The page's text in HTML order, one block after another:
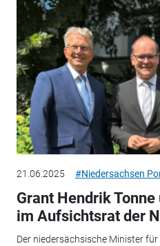
21.06.2025 #Niedersachsen
Grant Hendrik
im Aufsichtsrat der
Der niedersächsische Minister